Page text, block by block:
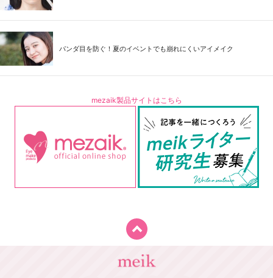
パンダ目を防ぐ！夏のイベントでも崩れにくいアイメイク
mezaik製品サイトはこちら